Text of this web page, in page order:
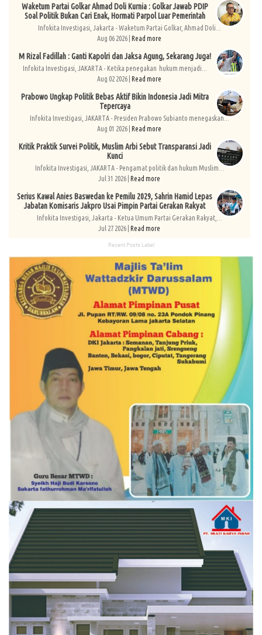
Waketum Partai Golkar Ahmad Doli Kurnia : Golkar Jawab PDIP
Soal Politik Bukan Cari Enak, Hormati Parpol Luar Pemerintah
Infokita Investigasi, Jakarta - Waketum Partai Golkar, Ahmad Doli...
Aug 06 2026 | Read more
M Rizal Fadillah : Ganti Kapolri dan Jaksa Agung, Sekarang Juga!
Infokita Investigasi, JAKARTA - Ketika penegakan hukum menjadi...
Aug 02 2026 | Read more
Prabowo Ungkap Politik Bebas Aktif Bikin Indonesia Jadi Mitra
Tepercaya
Infokita Investigasi, JAKARTA - Presiden Prabowo Subianto menegaskan...
Aug 01 2026 | Read more
Kritik Praktik Survei Politik, Muslim Arbi Sebut Transparansi Jadi
Kunci
Infokita Investigasi, JAKARTA - Pengamat politik dan hukum Muslim...
Jul 31 2026 | Read more
Serius Kawal Anies Baswedan ke Pemilu 2029, Sahrin Hamid Lepas
Jabatan Komisaris Jakpro Usai Pimpin Partai Gerakan Rakyat
Infokita Investigasi, Jakarta - Ketua Umum Partai Gerakan Rakyat,...
Jul 27 2026 | Read more
Recent Posts Label